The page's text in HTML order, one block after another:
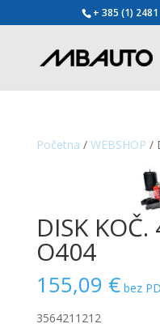
+ 385 (1)
Početna / WEBSHOP /
DISK
O404
155,09 € bez
3564211212